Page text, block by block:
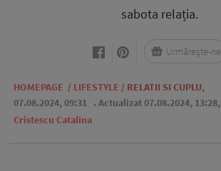
sabota relația.
HOMEPAGE / LIFESTYLE / RELATII SI CUPLU,
07.08.2024, 09:31 . Actualizat 07.08.2024, 13:28,
Cristescu Catalina
Urmărește-ne